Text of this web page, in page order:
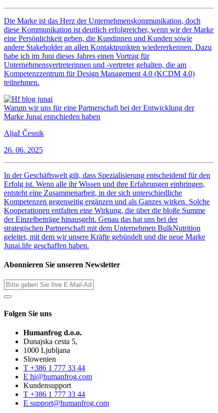
Die Marke ist das Herz der Unternehmenskommunikation, doch
diese Kommunikation ist deutlich erfolgreicher, wenn wir der Marke
eine Persönlichkeit geben, die Kundinnen und Kunden sowie
andere Stakeholder an allen Kontaktpunkten wiedererkennen. Dazu
habe ich im Juni dieses Jahres einen Vortrag für
Unternehmensvertreterinnen und -vertreter gehalten, die am
Kompetenzzentrum für Design Management 4.0 (KCDM 4.0)
teilnehmen.
Warum wir uns für eine Partnerschaft bei der Entwicklung der
Marke Junai entschieden haben
Aljaž Česnik
26. 06. 2025
In der Geschäftswelt gilt, dass Spezialisierung entscheidend für den
Erfolg ist. Wenn alle ihr Wissen und ihre Erfahrungen einbringen,
entsteht eine Zusammenarbeit, in der sich unterschiedliche
Kompetenzen gegenseitig ergänzen und als Ganzes wirken. Solche
Kooperationen entfalten eine Wirkung, die über die bloße Summe
der Einzelbeiträge hinausgeht. Genau das hat uns bei der
strategischen Partnerschaft mit dem Unternehmen BulkNutrition
geleitet, mit dem wir unsere Kräfte gebündelt und die neue Marke
Junai.life geschaffen haben.
Abonnieren Sie unseren Newsletter
Folgen Sie uns
Humanfrog d.o.o.
Dunajska cesta 5,
1000 Ljubljana
Slowenien
T +386 1 777 33 44
E hi@humanfrog.com
Kundensupport
T +386 1 777 33 44
E support@humanfrog.com